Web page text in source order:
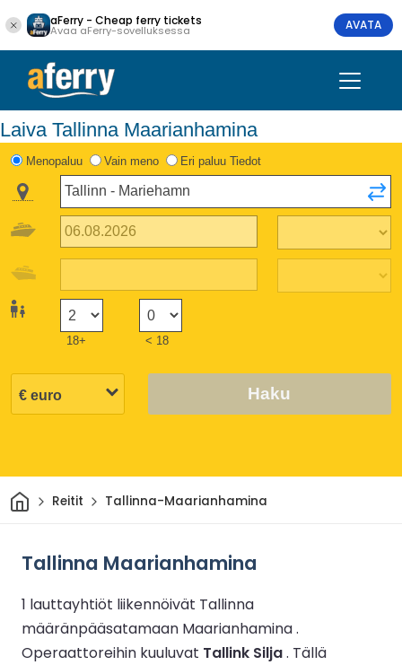
aFerry - Cheap ferry tickets
Avaa aFerry-sovelluksessa AVATA
Laiva Tallinna Maarianhamina
Menopaluu Vain meno Eri paluu Tiedot
18+ < 18
Haku
KotiinReitit Tallinna-Maarianhamina
Tallinna Maarianhamina
1 lauttayhtiöt liikennöivät Tallinna
määränpääsatamaan Maarianhamina .
Operaattoreihin kuuluvat Tallink Silja. Tällä